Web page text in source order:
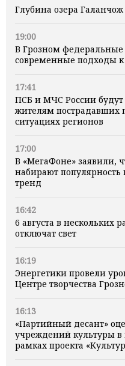
Глубина озера Галанчож
19:00
В Грозном федеральные
современные подходы
17:41
ПСБ и МЧС России будут
жителям пострадавших
ситуациях регионов
17:00
В «МегаФоне» заявили,
набирают
тренд
16:42
6 августа в нескольких
отключат свет
16:19
Энергетики провели
Центре творчества
16:13
«Партийный десант»
учреждений культуры
рамках проекта